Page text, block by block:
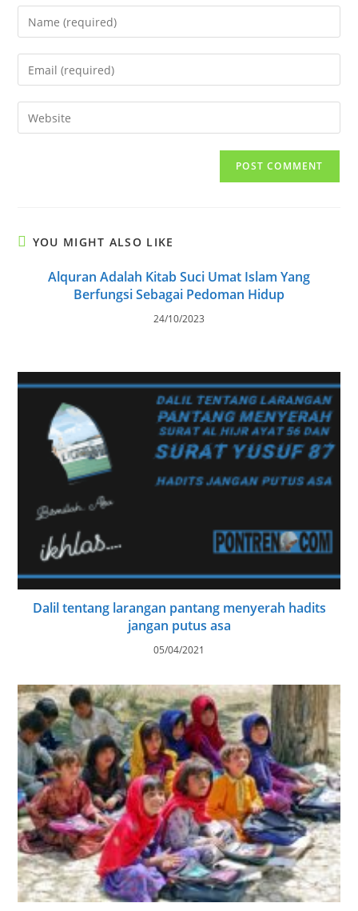
Enter
your
name
comment
Enter
your
email
address
Enter
your
YOU MIGHT ALSO LIKE
Alquran Adalah Kitab Suci Umat Islam Yang
Berfungsi Sebagai Pedoman Hidup
24/10/2023
Dalil tentang larangan pantang menyerah hadits
jangan putus asa
05/04/2021